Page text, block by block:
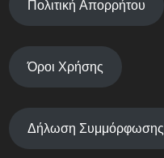
Πολιτική Απορρήτου
Όροι Χρήσης
Δήλωση Συμμόρφωσης